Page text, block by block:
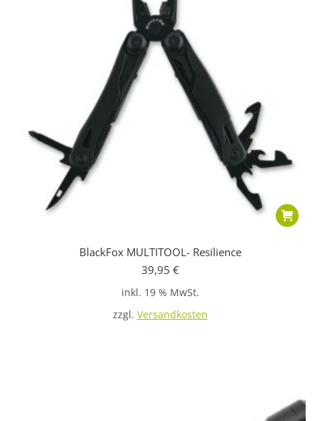
BlackFox MULTITOOL- Resilience
39,95 €
inkl. 19 % MwSt.
zzgl. Versandkosten